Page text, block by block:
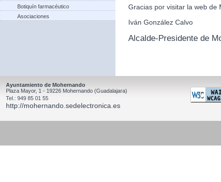
Botiquín farmacéutico
Asociaciones
Gracias por visitar la web de
Iván González Calvo
Alcalde-Presidente de
Ayuntamiento de Mohernando
Plaza Mayor, 1 - 19226 Mohernando (Guadalajara)
Tel.: 949 85 01 55
http://mohernando.sedelectronica.es